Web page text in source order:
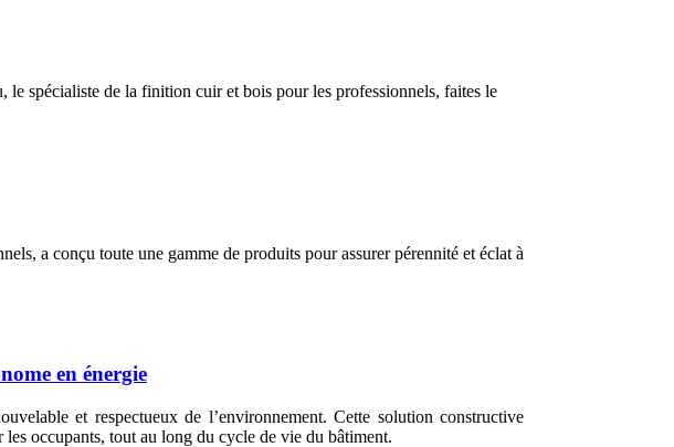
spécialiste de la finition cuir et bois pour les professionnels, faites le
a conçu toute une gamme de produits pour assurer pérennité et éclat à
en énergie
et respectueux de l’environnement. Cette solution constructive
occupants, tout au long du cycle de vie du bâtiment.